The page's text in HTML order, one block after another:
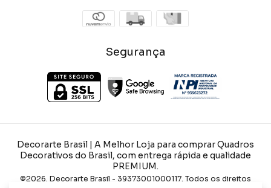
Segurança
Decorarte Brasil | A Melhor Loja para comprar Quadros
Decorativos do Brasil, com entrega rápida e qualidade
PREMIUM.
©2026. Decorarte Brasil - 39373001000117. Todos os direitos